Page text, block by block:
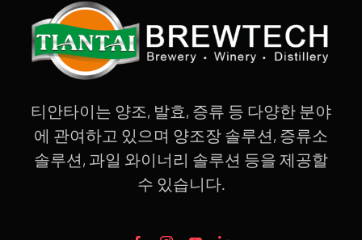
티안타이는 양조, 발효, 증류 등 다양한 분야
에 관여하고 있으며 양조장 솔루션, 증류소
솔루션, 과일 와이너리 솔루션 등을 제공할
수 있습니다.